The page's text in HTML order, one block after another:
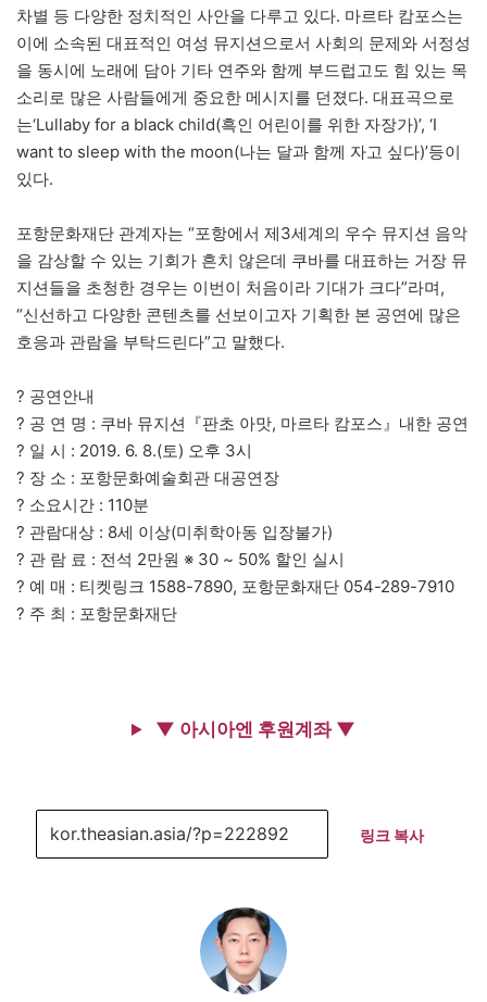
차별 등 다양한 정치적인 사안을 다루고 있다. 마르타 캄포스는
이에 소속된 대표적인 여성 뮤지션으로서 사회의 문제와 서정성
을 동시에 노래에 담아 기타 연주와 함께 부드럽고도 힘 있는 목
소리로 많은 사람들에게 중요한 메시지를 던졌다. 대표곡으로
는‘Lullaby for a black child(흑인 어린이를 위한 자장가)’, ‘I
want to sleep with the moon(나는 달과 함께 자고 싶다)’등이
있다.
포항문화재단 관계자는 “포항에서 제3세계의 우수 뮤지션 음악
을 감상할 수 있는 기회가 흔치 않은데 쿠바를 대표하는 거장 뮤
지션들을 초청한 경우는 이번이 처음이라 기대가 크다”라며,
“신선하고 다양한 콘텐츠를 선보이고자 기획한 본 공연에 많은
호응과 관람을 부탁드린다”고 말했다.
? 공연안내
? 공 연 명 : 쿠바 뮤지션『판초 아맛, 마르타 캄포스』내한 공연
? 일 시 : 2019. 6. 8.(토) 오후 3시
? 장 소 : 포항문화예술회관 대공연장
? 소요시간 : 110분
? 관람대상 : 8세 이상(미취학아동 입장불가)
? 관 람 료 : 전석 2만원 ※ 30 ~ 50% 할인 실시
? 예 매 : 티켓링크 1588-7890, 포항문화재단 054-289-7910
? 주 최 : 포항문화재단
▼ 아시아엔 후원계좌 ▼
링크 복사